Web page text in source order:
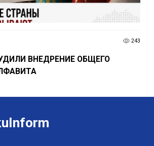
243
ВНЕДРЕНИЕ ОБЩЕГО